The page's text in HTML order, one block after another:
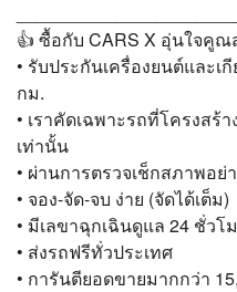
👍 ซื้อกับ CARS X อุ่นใจคูณ
• รับประกันเครื่องยนต์และเ
กม.
• เราคัดเฉพาะรถที่โครงสร้
เท่านั้น
• ผ่านการตรวจเช็กสภาพอ
• จอง-จัด-จบ ง่าย (จัดได้เต็ม)
• มีเลขาฉุกเฉินดูแล 24 ชั่ว
• ส่งรถฟรีทั่วประเทศ
• การันตียอดขายมากกว่า